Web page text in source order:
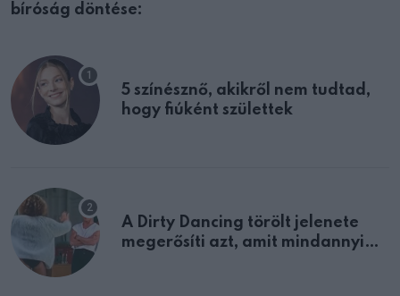
bíróság döntése:
5 színésznő, akikről nem tudtad,
hogy fiúként születtek
A Dirty Dancing törölt jelenete
megerősíti azt, amit mindannyian